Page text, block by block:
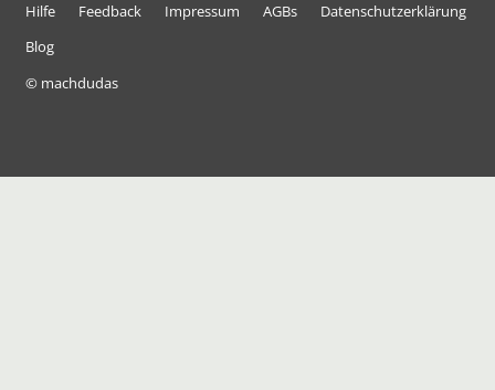
Hilfe Feedback Impressum AGBs
Datenschutzerklärung
Blog
© machdudas